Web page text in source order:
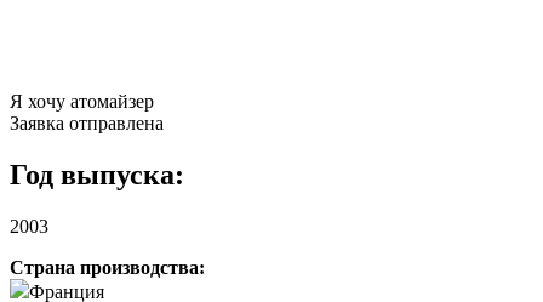
Я хочу атомайзер
Заявка отправлена
Год выпуска:
2003
Страна производства:
Франция